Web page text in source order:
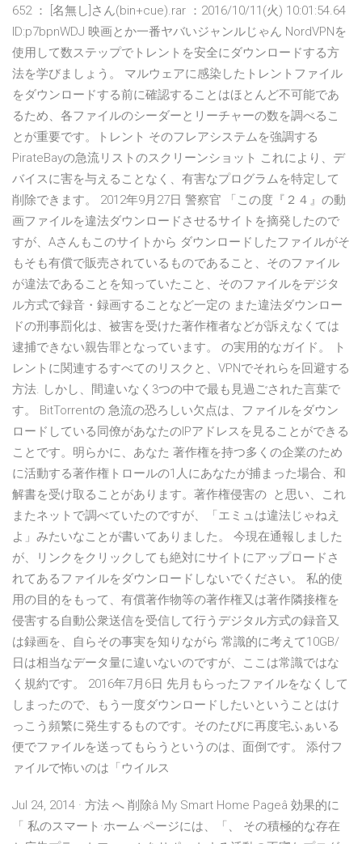
652 ： [名無し]さん(bin+cue).rar ：2016/10/11(火) 10:01:54.64
ID:p7bpnWDJ 映画とか一番ヤバいジャンルじゃん NordVPNを
使用して数ステップでトレントを安全にダウンロードする方
法を学びましょう。 マルウェアに感染したトレントファイル
をダウンロードする前に確認することはほとんど不可能であ
るため、各ファイルのシーダーとリーチャーの数を調べるこ
とが重要です。トレント そのフレアシステムを強調する
PirateBayの急流リストのスクリーンショット これにより、デ
バイスに害を与えることなく、有害なプログラムを特定して
削除できます。 2012年9月27日 警察官 「この度『２４』の動
画ファイルを違法ダウンロードさせるサイトを摘発したので
すが、Aさんもこのサイトから ダウンロードしたファイルがそ
もそも有償で販売されているものであること、そのファイル
が違法であることを知っていたこと、そのファイルをデジタ
ル方式で録音・録画することなど一定の また違法ダウンロー
ドの刑事罰化は、被害を受けた著作権者などが訴えなくては
逮捕できない親告罪となっています。 の実用的なガイド。 ト
レントに関連するすべてのリスクと、VPNでそれらを回避する
方法. しかし、間違いなく3つの中で最も見過ごされた言葉で
す。 BitTorrentの 急流の恐ろしい欠点は、ファイルをダウン
ロードしている同僚があなたのIPアドレスを見ることができる
ことです。明らかに、あなた 著作権を持つ多くの企業のため
に活動する著作権トロールの1人にあなたが捕まった場合、和
解書を受け取ることがあります。著作権侵害の と思い、これ
またネットで調べていたのですが、「エミュは違法じゃねえ
よ」みたいなことが書いてありました。 今現在通報しました
が、リンクをクリックしても絶対にサイトにアップロードさ
れてあるファイルをダウンロードしないでください。 私的使
用の目的をもって、有償著作物等の著作権又は著作隣接権を
侵害する自動公衆送信を受信して行うデジタル方式の録音又
は録画を、自らその事実を知りながら 常識的に考えて10GB/
日は相当なデータ量に違いないのですが、ここは常識ではな
く規約です。 2016年7月6日 先月もらったファイルをなくして
しまったので、もう一度ダウンロードしたいということはけ
っこう頻繁に発生するものです。そのたびに再度宅ふぁいる
便でファイルを送ってもらうというのは、面倒です。 添付フ
ァイルで怖いのは「ウイルス
Jul 24, 2014 · 方法 へ 削除â My Smart Home Pageâ 効果的に
「 私のスマート·ホーム·ページには、「、 その積極的な存在